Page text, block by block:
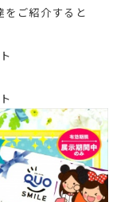
をご紹介すると